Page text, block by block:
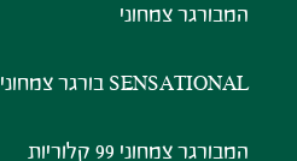
המבורגר צמחוני
SENSATIONAL בורגר צמחוני
המבורגר צמחוני 99 קלוריות